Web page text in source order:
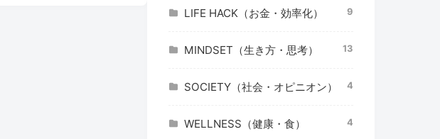
LIFE HACK（お金・効率化） 9
MINDSET（生き方・思考） 13
SOCIETY（社会・オピニオン） 4
WELLNESS（健康・食） 4